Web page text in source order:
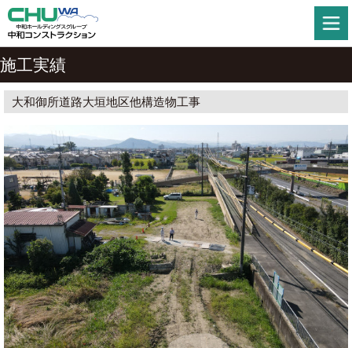
施工実績
大和御所道路大垣地区他構造物工事